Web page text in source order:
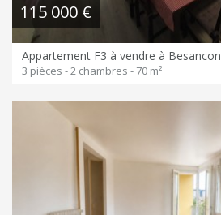
115 000 €
Appartement F3 à vendre à Besancon
3 pièces - 2 chambres - 70 m²